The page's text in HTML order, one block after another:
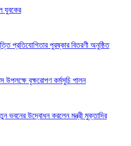
যুবকের
প্রতিযোগিতার পুরষ্কার বিতরণী অনুষ্ঠিত
বৃক্ষরোপণ কর্মসুচি পালন
ভবনের উদ্বোধন করলেন মন্ত্রী মুক্তাদির